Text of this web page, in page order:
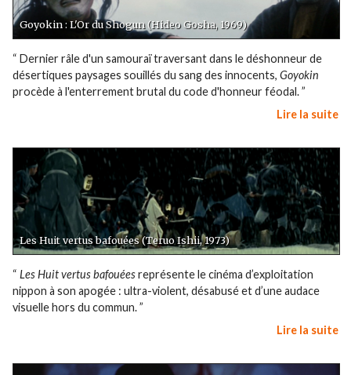
Goyokin : L'Or du Shogun (Hideo Gosha, 1969)
“ Dernier râle d'un samouraï traversant dans le déshonneur de
désertiques paysages souillés du sang des innocents, Goyokin
procède à l'enterrement brutal du code d'honneur féodal. ”
Lire la suite
Les Huit vertus bafouées (Teruo Ishii, 1973)
“ Les Huit vertus bafouéesreprésente le cinéma d’exploitation
nippon à son apogée : ultra-violent, désabusé et d’une audace
visuelle hors du commun. ”
Lire la suite